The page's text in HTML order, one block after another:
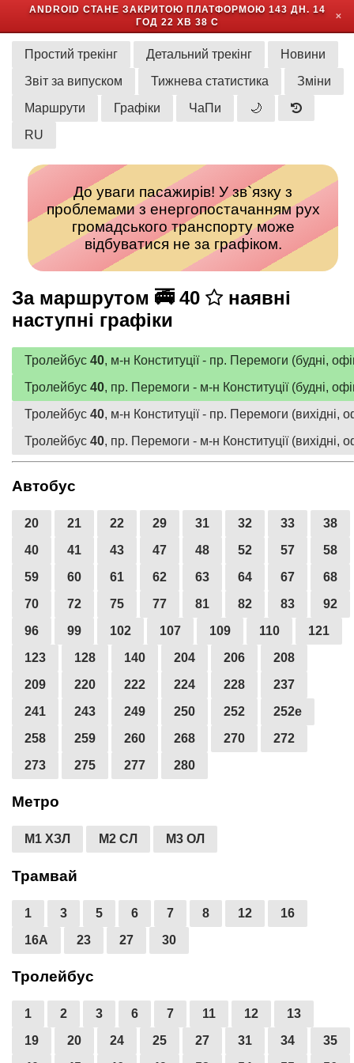
ANDROID СТАНЕ ЗАКРИТОЮ ПЛАТФОРМОЮ 143 ДН. 14
ГОД 22 ХВ 38 С
✕
Простий трекінг Детальний трекінг
Новини
Звіт за випуском
Тижнева статистика
Зміни
Маршрути
Графіки ЧаПи
🌙
RU
До уваги пасажирів! У зв`язку з
проблемами з енергопостачанням рух
громадського транспорту може
відбуватися не за графіком.
За маршрутом 🚎 40
наявні
наступні графіки
Тролейбус 40, м-н Конституції - пр. Перемоги (будні,
Тролейбус 40, пр. Перемоги - м-н Конституції (будні,
Тролейбус 40, м-н Конституції - пр. Перемоги (вихідні,
Тролейбус 40, пр. Перемоги - м-н Конституції (вихідні,
Автобус
20 21 22 29 31 32 33
38
40
41 43 47 48 52 57
58
59
60 61 62 63 64 67
68
70
72 75 77 81 82 83
92
96
99 102 107 109 110
121
123
128 140 204 206
208
209
220 222 224 228
237
241
243 249 250 252
252е
258
259 260 268 270
272
273
275 277 280
Метро
М1 ХЗЛ М2 СЛ М3 ОЛ
Трамвай
1 3 5 6 7 8 12
16
16А
23 27 30
Тролейбус
1 2 3 6 7 11 12
13
19
20 24 25 27 31 34
35